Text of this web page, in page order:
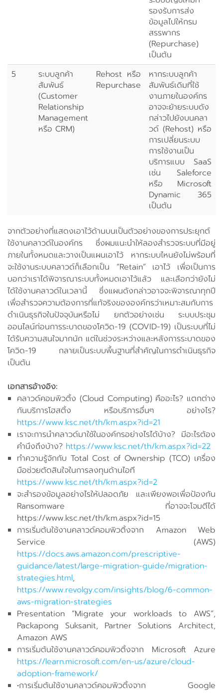
รองรับการส่ง
ข้อมูลไปให้กรม
สรรพากร
(Repurchase)
เป็นต้น
5
ระบบลูกค้า
สัมพันธ์
(Customer
Relationship
Management
หรือ CRM)
Rehost หรือ
Repurchase
หากระบบลูกค้า
สัมพันธ์เดิมที่ใช้
งานภายในองค์กร
อาจจะย้ายระบบดัง
กล่าวไปยังบนคลา
วด์ (Rehost) หรือ
การเปลี่ยนระบบ
การใช้งานเป็น
บริการแบบ SaaS
เช่น Saleforce
หรือ Microsoft
Dynamic 365
เป็นต้น
จากตัวอย่างที่แสดงเอาไว้ด้านบนเป็นตัวอย่างของการประยุกต์
ใช้งานคลาวด์ในองค์กร ซึ่งผมแนะนำให้ลองสำรวจระบบที่มีอยู่
ภายในทั้งหมดและวางเป็นแผนเอาไว้ หากระบบไหนยังไม่พร้อมที่
จะใช้งานระบบคลาวด์ก็เลือกเป็น “Retain” เอาไว้ เพื่อเป็นการ
บอกว่าเราได้พิจารณาระบบทั้งหมดเอาไว้แล้ว และเลือกว่ายังไม่
ได้ใช้งานคลาวด์ในเวลานี้ ซึ่งแผนดังกล่าวอาจจะพิจารณาทุกปี
เพื่อสำรวจความต้องการที่แท้จริงขององค์กรว่าเหมาะสมกับการ
ดำเนินธุรกิจในปัจจุบันหรือไม่ ยกตัวอย่างเช่น ระบบประชุม
ออนไลน์ก่อนการระบาดของโควิด-19 (COVID-19) เป็นระบบที่ไม่
ได้รับความสนใจมากนัก แต่ในช่วงระหว่างและหลังการระบาดของ
โควิด-19 กลายเป็นระบบพื้นฐานที่สำคัญในการดำเนินธุรกิจ
เป็นต้น
เอกสารอ้างอิง:
คลาวด์คอมพิวติ้ง (Cloud Computing) คืออะไร? แตกต่าง
กันบริการโฮสติ้ง หรือบริการอื่นๆ อย่างไร?
https://www.ksc.net/th/km.aspx?id=21
เราจะการนำคลาวด์มาใช้ในองค์กรอย่างไรได้บ้าง? มีอะไรต้อง
คำนึงถึงบ้าง? https://www.ksc.net/th/km.aspx?id=22
ทำความรู้จักกับ Total Cost of Ownership (TCO) เครื่อง
มือช่วยตัดสินใจในการลงทุนด้านไอที
https://www.ksc.net/th/km.aspx?id=2
จะสำรองข้อมูลอย่างไรให้ปลอดภัย และเพียงพอเพื่อป้องกัน
Ransomware ที่อาจจะโจมตีได้
https://www.ksc.net/th/km.aspx?id=15
การเริ่มต้นใช้งานคลาวด์คอมพิวติ้งจาก Amazon Web
Service (AWS)
https://docs.aws.amazon.com/prescriptive-
guidance/latest/large-migration-guide/migration-
strategies.html,
https://www.revolgy.com/insights/blog/6-common-
aws-migration-strategies
Presentation “Migrate your workloads to AWS”,
Packapong Suksanit, Partner Solutions Architect,
Amazon AWS
การเริ่มต้นใช้งานคลาวด์คอมพิวติ้งจาก Microsoft Azure
https://learn.microsoft.com/en-us/azure/cloud-
adoption-framework/
•การเริ่มต้นใช้งานคลาวด์คอมพิวติ้งจาก Google